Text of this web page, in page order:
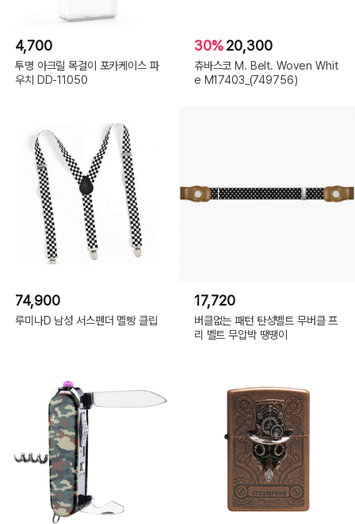
4,700
투명 아크릴 목걸이 포카케이스 파
우치 DD-11050
30%20,300
츄바스코 M. Belt. Woven Whit
e M17403_(749756)
74,900
루미나D 남성 서스펜더 멜빵 클립
17,720
버클없는 패턴 탄성벨트 무버클 프
리 벨트 무압박 땡땡이